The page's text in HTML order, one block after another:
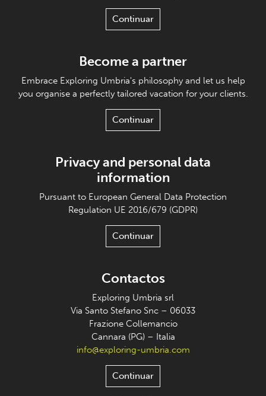
Continuar
Become a partner
Embrace Exploring Umbria's philosophy and let us help
you organise a perfectly tailored vacation for your clients.
Continuar
Privacy and personal data
information
Pursuant to European General Data Protection
Regulation UE 2016/679 (GDPR)
Continuar
Contactos
Exploring Umbria srl
Via Santo Stefano Snc – 06033
Frazione Collemancio
Cannara (PG) – Italia
info@exploring-umbria.com
Continuar